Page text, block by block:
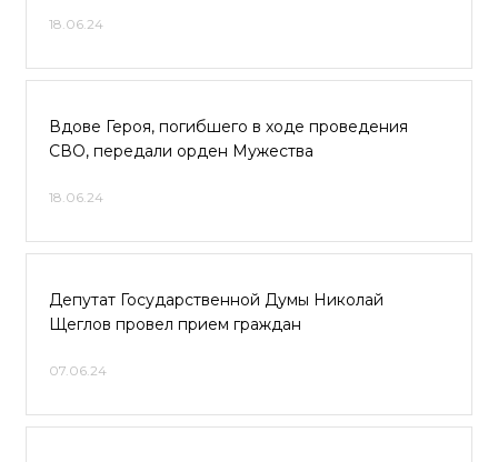
18.06.24
Вдове Героя, погибшего в ходе проведения
СВО, передали орден Мужества
18.06.24
Депутат Государственной Думы Николай
Щеглов провел прием граждан
07.06.24